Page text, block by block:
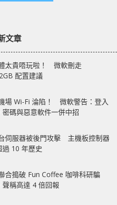
文章
太貴唔玩啦！ 微軟刪走
配置建議
場 Wi-Fi 淪陷！ 微軟警告：登入
碼與惡意軟件一併中招
伺服器被後門攻擊 主機板控制器
過 10 年歷史
合搗破 Fun Coffee 咖啡科研騙
稱高達 4 倍回報